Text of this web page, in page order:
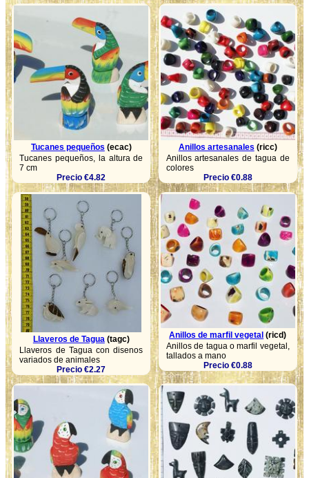
Tucanes pequeños (ecac)
Tucanes pequeños, la altura de
7 cm
Precio €4.82
Anillos artesanales (ricc)
Anillos artesanales de tagua de
colores
Precio €0.88
Llaveros de Tagua (tagc)
Llaveros de Tagua con disenos
variados de animales
Precio €2.27
Anillos de marfil vegetal (ricd)
Anillos de tagua o marfil vegetal,
tallados a mano
Precio €0.88